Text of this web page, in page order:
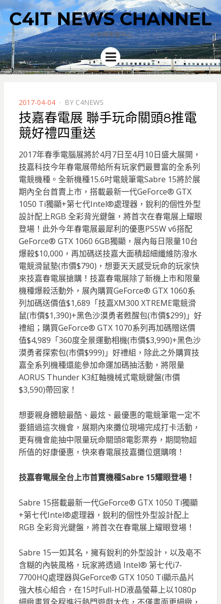
C4IT NEWS CHANNEL
4C新聞集散中心
Menu
POSTED
ON
2017-04-04 BY C4NEWS
技嘉春電展 聯手玩命關頭8推電
競好禮四重送
2017年春季電腦展將於4月7日至4月10日盛大展開，
技嘉科技今年春電展帶給所有玩家們最豐富的全系列
電競機種。全新機種15.6吋電競筆電Sabre 15將於展
期內全台首賣上市，搭載最新一代GeForce® GTX
1050 Ti獨顯+第七代Intel®處理器， 銳利的個性外型
設計配上RGB 全彩背光鍵盤，將首次在春電展上耀眼
登場！此外今年春電展最犀利的優惠P55W v6搭配
GeForce® GTX 1060 6GB獨顯，展內每日限量10台
爆殺$10,000，再加碼送技嘉大面積超細纖維防潑水
電競滑鼠墊(市價$790)，想要天天感受玩命的玩家快
來技嘉春電展搶購！技嘉春電展除了新機上市和限量
機種爆殺活動外，展內購買GeForce® GTX 1060系
列加碼送價值$1,689「技嘉XM300 XTREME電競滑
鼠(市價$1,390)+黑色沙漠勇者甦醒包(市價$299)」好
禮組；購買GeForce® GTX 1070系列再加碼贈送價
值$4,989「360度全景運動相機(市價$3,990)+黑色沙
漠勇者探索包(市價$999)」好禮組，除此之外購買技
嘉全系列機種還能參加命運加碼抽活動，將限量
AORUS Thunder K3紅軸機械式電競鍵盤(市價
$3,590)帶回家！
想要親身體驗最酷、最炫、最優惠的電競筆電一定不
要錯過這次機會，展期內來攤位現場完成打卡活動，
更有機會能抽中限量玩命關頭8電影票券，期間物超
所值的好康優惠，快來春電展技嘉攤位選購唷！
技嘉春電展全台上市首賣機種Sabre 15耀眼登場！
Sabre 15搭載最新一代GeForce® GTX 1050 Ti獨顯
+第七代Intel®處理器，銳利的個性外型設計配上
RGB 全彩背光鍵盤，將首次在春電展上耀眼登場！
Sabre 15一如其名，擁有銳利的外型設計，以及亳不
含糊的內裝風格，玩家將透過 Intel® 第七代i7-
7700HQ處理器與GeForce® GTX 1050 Ti顯示晶片
強大核心組合，在15吋Full-HD液晶螢幕上以1080p